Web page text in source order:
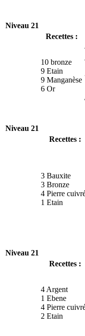
Niveau 21
Recettes :
10 bronze
9 Etain
9 Manganèse
6 Or
Niveau 21
Recettes :
3 Bauxite
3 Bronze
4 Pierre
1 Etain
Niveau 21
Recettes :
4 Argent
1 Ebene
4 Pierre
2 Etain